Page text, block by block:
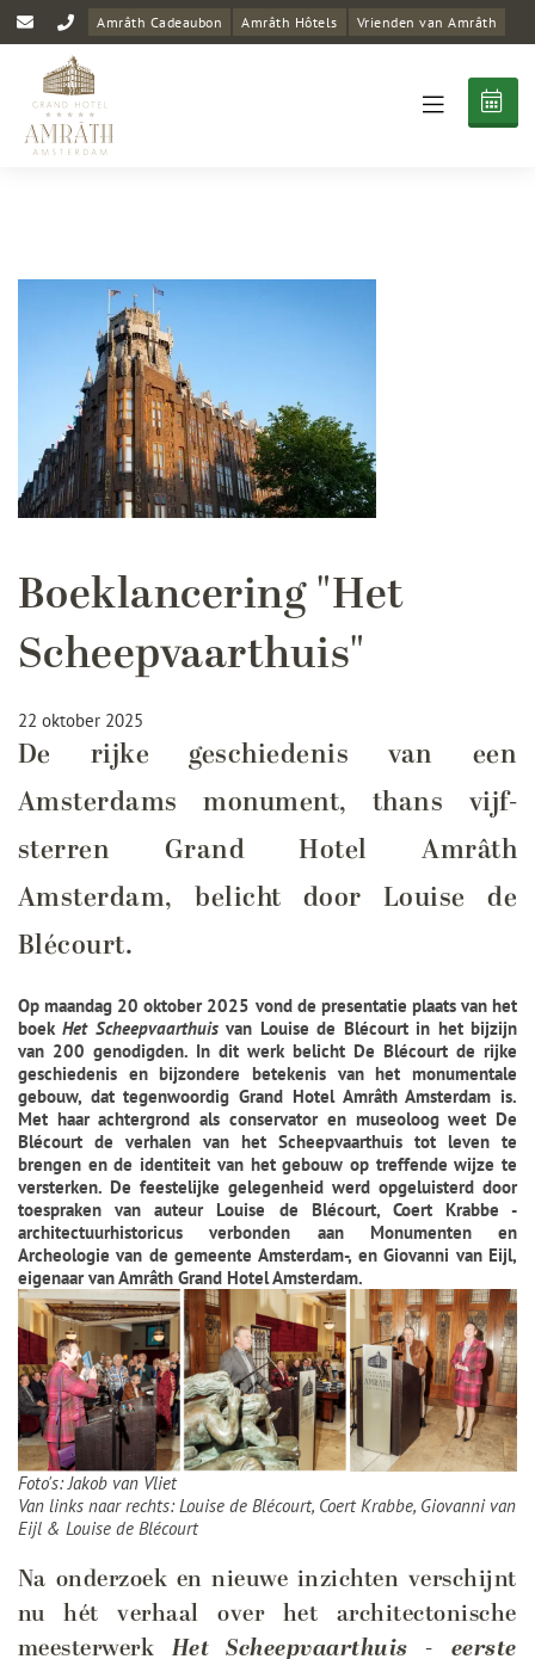
Amrâth Cadeaubon Amrâth Hôtels Vrienden van Amrâth
Boeklancering "Het
Scheepvaarthuis"
22 oktober 2025
De rijke geschiedenis van een
Amsterdams monument, thans vijf-
sterren Grand Hotel Amrâth
Amsterdam, belicht door Louise de
Blécourt.
Op maandag 20 oktober 2025 vond de presentatie plaats van het
boekHet Scheepvaarthuisvan Louise de Blécourt in het bijzijn
van 200 genodigden. In dit werk belicht De Blécourt de rijke
geschiedenis en bijzondere betekenis van het monumentale
gebouw, dat tegenwoordig Grand Hotel Amrâth Amsterdam is.
Met haar achtergrond als conservator en museoloog weet De
Blécourt de verhalen van het Scheepvaarthuis tot leven te
brengen en de identiteit van het gebouw op treffende wijze te
versterken. De feestelijke gelegenheid werd opgeluisterd door
toespraken van auteur Louise de Blécourt, Coert Krabbe -
architectuurhistoricus verbonden aan Monumenten en
Archeologie van de gemeente Amsterdam-, en Giovanni van Eijl,
eigenaar van Amrâth Grand Hotel Amsterdam.
Foto's: Jakob van Vliet
Van links naar rechts: Louise de Blécourt, Coert Krabbe, Giovanni van
Eijl & Louise de Blécourt
Na onderzoek en nieuwe inzichten verschijnt
nu hét verhaal over het architectonische
meesterwerk Het Scheepvaarthuis - eerste